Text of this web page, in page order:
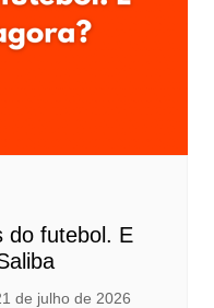
do futebol. E
de julho de 2026